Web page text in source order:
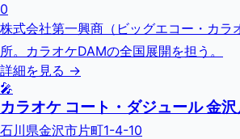
0
株式会社第一興商（ビッグエコー・カラ
所。カラオケDAMの全国展開を担う。
詳細を見る →
🎤
カラオケ コート・ダジュール 金
石川県金沢市片町1-4-10